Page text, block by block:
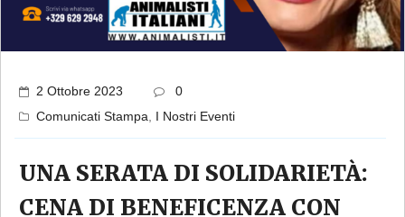
2 Ottobre 2023
0
Comunicati Stampa, I Nostri Eventi
UNA SERATA DI SOLIDARIETÀ:
CENA DI BENEFICENZA CON